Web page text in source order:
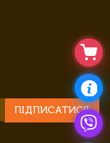
ПІДПИСАТИСЯ